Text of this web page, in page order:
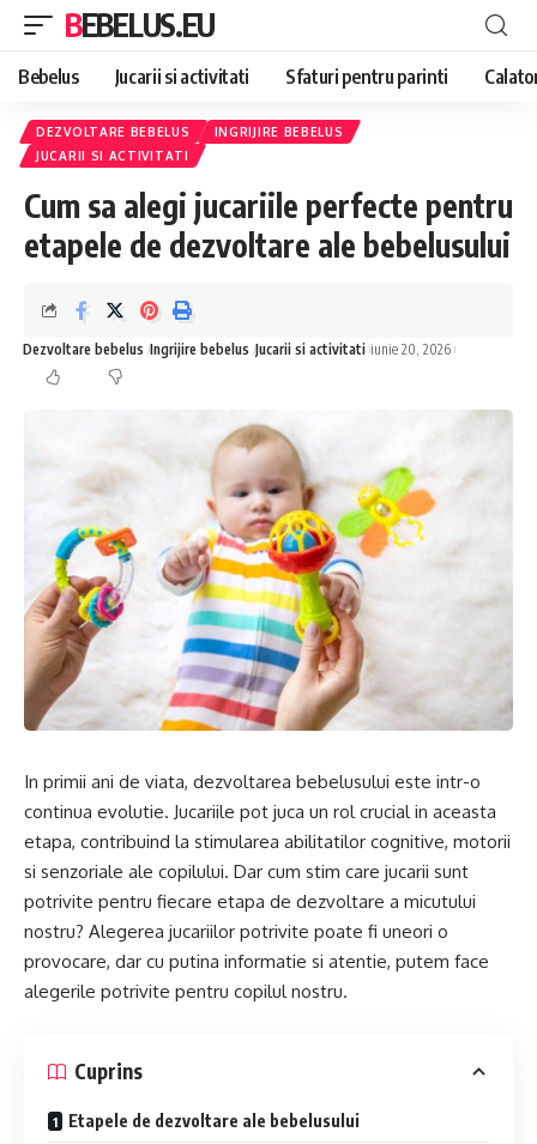
BEBELUS.EU
Bebelus Jucarii si activitati Sfaturi pentru parinti
DEZVOLTARE BEBELUS
INGRIJIRE BEBELUS
JUCARII SI ACTIVITATI
Cum sa alegi jucariile perfecte pentru
etapele de dezvoltare ale bebelusului
Dezvoltare bebelus Ingrijire bebelus Jucarii si activitati iunie 20, 2026
In primii ani de viata, dezvoltarea bebelusului este intr-o
continua evolutie. Jucariile pot juca un rol crucial in aceasta
etapa, contribuind la stimularea abilitatilor cognitive, motorii
si senzoriale ale copilului. Dar cum stim care jucarii sunt
potrivite pentru fiecare etapa de dezvoltare a micutului
nostru? Alegerea jucariilor potrivite poate fi uneori o
provocare, dar cu putina informatie si atentie, putem face
alegerile potrivite pentru copilul nostru.
Cuprins
Etapele de dezvoltare ale bebelusului